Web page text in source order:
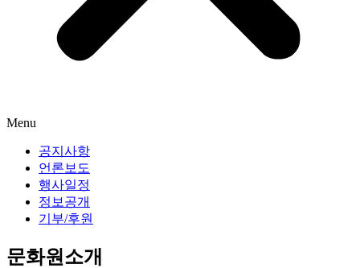
Menu
공지사항
언론보도
행사일정
정보공개
기부/후원
문화원소개